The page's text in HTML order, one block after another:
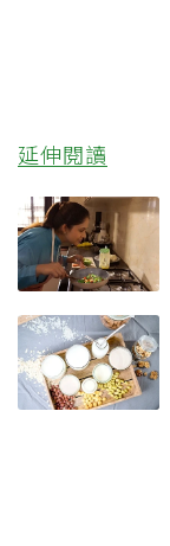
延伸閱讀